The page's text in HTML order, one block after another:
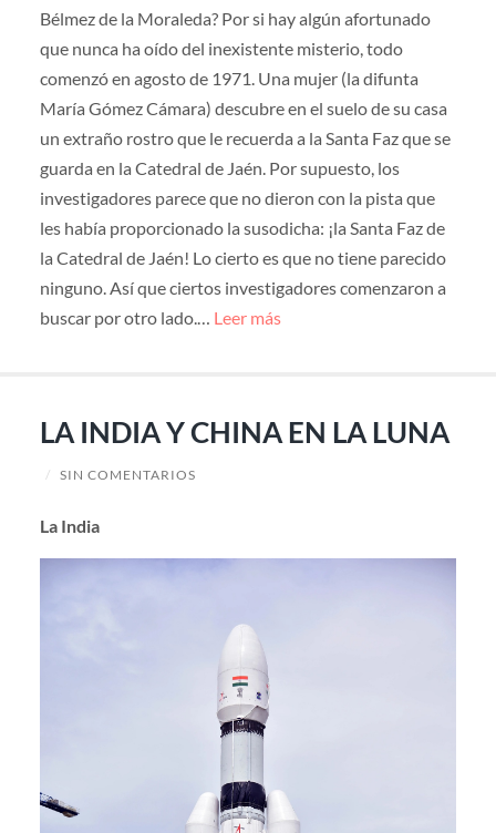
Bélmez de la Moraleda? Por si hay algún afortunado
que nunca ha oído del inexistente misterio, todo
comenzó en agosto de 1971. Una mujer (la difunta
María Gómez Cámara) descubre en el suelo de su casa
un extraño rostro que le recuerda a la Santa Faz que se
guarda en la Catedral de Jaén. Por supuesto, los
investigadores parece que no dieron con la pista que
les había proporcionado la susodicha: ¡la Santa Faz de
la Catedral de Jaén! Lo cierto es que no tiene parecido
ninguno. Así que ciertos investigadores comenzaron a
buscar por otro lado.… Leer más
LA INDIA Y CHINA EN LA LUNA
/ SIN COMENTARIOS
La India